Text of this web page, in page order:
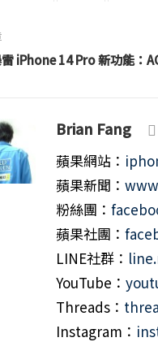
iPhone 14 Pro 新功能：
Brian Fang
蘋果網站：
蘋果新聞：
粉絲團：
蘋果社團：
LINE社群：
YouTube：
Threads：
Instagram：